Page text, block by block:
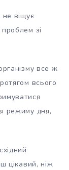
віщує
зі
все ж
всього
режиму дня,
цікавий, ніж